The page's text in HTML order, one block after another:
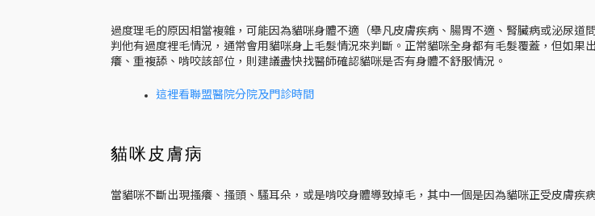
過度理毛的原因相當複雜，可能因為貓咪身體不適（舉凡皮膚疾病、腸胃不適、腎臟病或泌尿
判他有過度裡毛情況，通常會用貓咪身上毛髮情況來判斷。正常貓咪全身都有毛髮覆蓋，但如
癢、重複舔、啃咬該部位，則建議盡快找醫師確認貓咪是否有身體不舒服情況。
這裡看聯盟醫院分院及門診時間
貓咪皮膚病
當貓咪不斷出現搔癢、搔頭、騷耳朵，或是啃咬身體導致掉毛，其中一個是因為貓咪正受皮膚疾